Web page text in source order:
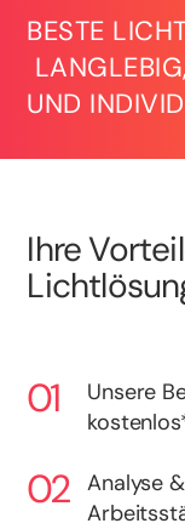
BESTE
UND
Ihre
Unsere
Analyse